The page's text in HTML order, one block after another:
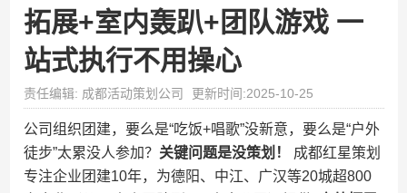
拓展+室内轰趴+团队游戏 一
站式执行不用操心​
责任编辑: 成都活动策划公司 更新时间:2025-10-25
公司组织团建，要么是“吃饭+唱歌”没新意，要么是“户外
徒步”太累没人参加？​ ​关键问题是没策划！​
​ 成都红星策划
专注企业团建10年，为德阳、中江、广汉等20城超800